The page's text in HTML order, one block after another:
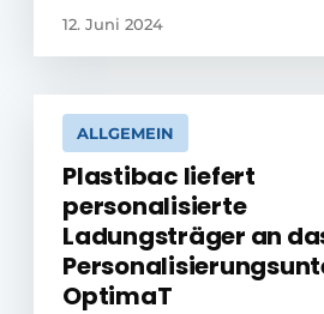
12. Juni 2024
ALLGEMEIN
Plastibac liefert
personalisierte
Ladungsträger an
OptimaT